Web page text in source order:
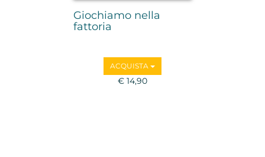
Giochiamo nella
fattoria
ACQUISTA
€ 14,90